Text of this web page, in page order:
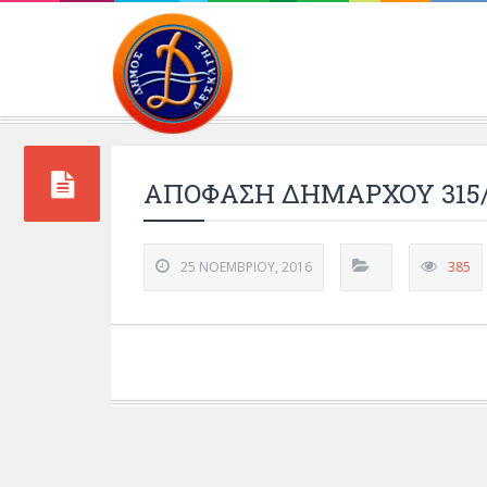
ΑΠΟΦΑΣΗ ΔΗΜΑΡΧΟΥ 315/
25 ΝΟΕΜΒΡΊΟΥ, 2016 385